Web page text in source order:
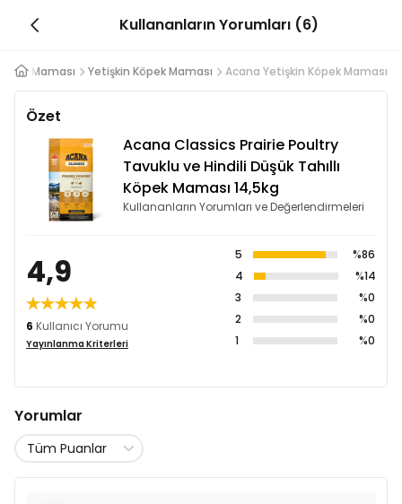
Kullananların Yorumları (6)
Maması Yetişkin Köpek Maması Acana Yetişkin Köpek Maması
Özet
Acana Classics Prairie Poultry
Tavuklu ve Hindili Düşük Tahıllı
Köpek Maması 14,5kg
Kullananların Yorumları ve Değerlendirmeleri
4,9
6 Kullanıcı Yorumu
Yayınlanma Kriterleri
5
%86
4
%14
3
%0
2
%0
1
%0
Yorumlar